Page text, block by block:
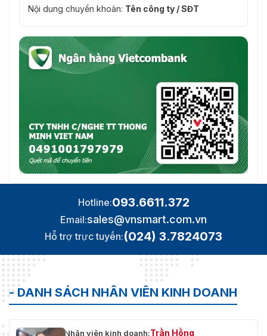
Nội dung chuyển khoản: Tên công ty / SĐT
Hotline:093.6611.372
Email:sales@vnsmart.com.vn
Hỗ trợ trực tuyến:(024) 3.7824073
- DANH SÁCH NHÂN VIÊN KINH DOANH
Nhân viên kinh doanh:Trần Hồng